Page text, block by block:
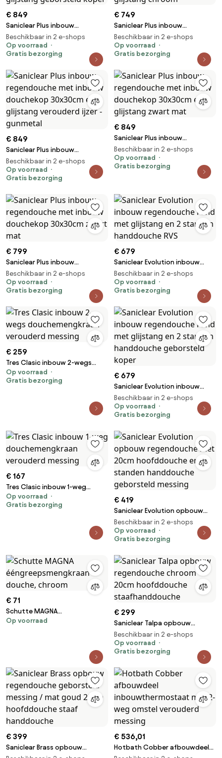
€ 849
Saniclear Plus inbouw
regendouche met inbouw
douchekop 30x30cm en
glijstang geborsteld koper
Beschikbaar in 2 e-shops
Op voorraad
Gratis bezorging
€ 749
Saniclear Plus inbouw
regendouche met inbouw
douchekop 30x30cm en
glijstang chroom
Beschikbaar in 2 e-shops
Op voorraad
Gratis bezorging
€ 849
Saniclear Plus inbouw
regendouche met inbouw
douchekop 30x30cm en
glijstang verouderd ijzer -
Beschikbaar in 2 e-shops
Op voorraad
Gratis bezorging
€ 849
Saniclear Plus inbouw
regendouche met inbouw
douchekop 30x30cm en
glijstang zwart mat
Beschikbaar in 2 e-shops
Op voorraad
Gratis bezorging
€ 799
Saniclear Plus inbouw
regendouche met inbouw
douchekop 30x30cm zwart
mat
Beschikbaar in 2 e-shops
Op voorraad
Gratis bezorging
€ 679
Saniclear Evolution inbouw
regendouche rond met
glijstang en 2 standen
handdouche RVS
Beschikbaar in 2 e-shops
Op voorraad
Gratis bezorging
€ 259
Tres Clasic inbouw 2-wegs
douchemengkraan verouderd
messing
Op voorraad
Gratis bezorging
€ 679
Saniclear Evolution inbouw
regendouche rond met
glijstang en 2 standen
handdouche geborsteld koper
Beschikbaar in 2 e-shops
Op voorraad
Gratis bezorging
€ 167
Tres Clasic inbouw 1-weg
douchemengkraan verouderd
messing
Op voorraad
Gratis bezorging
€ 419
Saniclear Evolution opbouw
regendouche met 20cm
hoofddouche en 2 standen
handdouche geborsteld
Beschikbaar in 2 e-shops
Op voorraad
Gratis bezorging
€ 71
Schutte MAGNA
ééngreepsmengkraan douche,
Op voorraad
€ 299
Saniclear Talpa opbouw
regendouche chroom 20cm
hoofddouche
staafhanddouche
Beschikbaar in 2 e-shops
Op voorraad
Gratis bezorging
€ 399
Saniclear Brass opbouw
€ 536,01
Hotbath Cobber afbouwdeel